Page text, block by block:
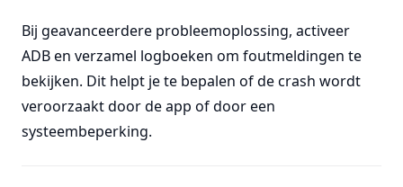
Bij geavanceerdere probleemoplossing, activeer
ADB en verzamel logboeken om foutmeldingen te
bekijken. Dit helpt je te bepalen of de crash wordt
veroorzaakt door de app of door een
systeembeperking.